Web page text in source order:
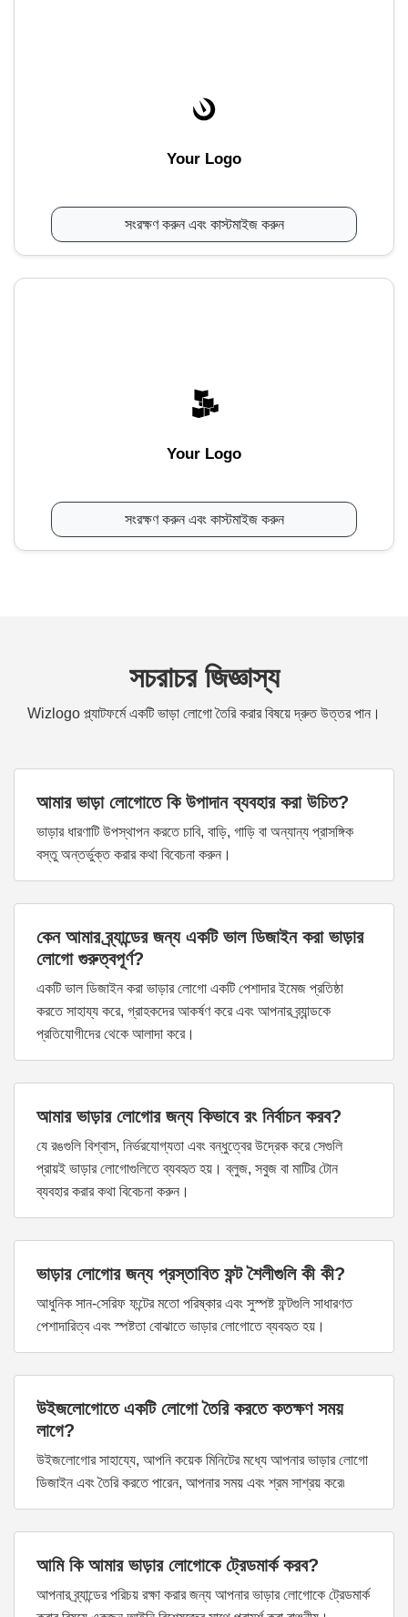
Your Logo
সংরক্ষণ করুন এবং কাস্টমাইজ করুন
Your Logo
সংরক্ষণ করুন এবং কাস্টমাইজ করুন
সচরাচর জিজ্ঞাস্য
Wizlogo প্ল্যাটফর্মে একটি ভাড়া লোগো তৈরি করার বিষয়ে দ্রুত উত্তর পান।
আমার ভাড়া লোগোতে কি উপাদান ব্যবহার করা উচিত?
ভাড়ার ধারণাটি উপস্থাপন করতে চাবি, বাড়ি, গাড়ি বা অন্যান্য প্রাসঙ্গিক
বস্তু অন্তর্ভুক্ত করার কথা বিবেচনা করুন।
কেন আমার ব্র্যান্ডের জন্য একটি ভাল ডিজাইন করা ভাড়ার
লোগো গুরুত্বপূর্ণ?
একটি ভাল ডিজাইন করা ভাড়ার লোগো একটি পেশাদার ইমেজ প্রতিষ্ঠা
করতে সাহায্য করে, গ্রাহকদের আকর্ষণ করে এবং আপনার ব্র্যান্ডকে
প্রতিযোগীদের থেকে আলাদা করে।
আমার ভাড়ার লোগোর জন্য কিভাবে রং নির্বাচন করব?
যে রঙগুলি বিশ্বাস, নির্ভরযোগ্যতা এবং বন্ধুত্বের উদ্রেক করে সেগুলি
প্রায়ই ভাড়ার লোগোগুলিতে ব্যবহৃত হয়। ব্লুজ, সবুজ বা মাটির টোন
ব্যবহার করার কথা বিবেচনা করুন।
ভাড়ার লোগোর জন্য প্রস্তাবিত ফন্ট শৈলীগুলি কী কী?
আধুনিক সান-সেরিফ ফন্টের মতো পরিষ্কার এবং সুস্পষ্ট ফন্টগুলি সাধারণত
পেশাদারিত্ব এবং স্পষ্টতা বোঝাতে ভাড়ার লোগোতে ব্যবহৃত হয়।
উইজলোগোতে একটি লোগো তৈরি করতে কতক্ষণ সময়
লাগে?
উইজলোগোর সাহায্যে, আপনি কয়েক মিনিটের মধ্যে আপনার ভাড়ার লোগো
ডিজাইন এবং তৈরি করতে পারেন, আপনার সময় এবং শ্রম সাশ্রয় করে৷
আমি কি আমার ভাড়ার লোগোকে ট্রেডমার্ক করব?
আপনার ব্র্যান্ডের পরিচয় রক্ষা করার জন্য আপনার ভাড়ার লোগোকে ট্রেডমার্ক